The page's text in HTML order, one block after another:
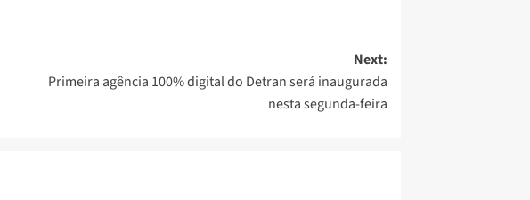
Next:
Primeira agência 100% digital do Detran será inaugurada
nesta segunda-feira